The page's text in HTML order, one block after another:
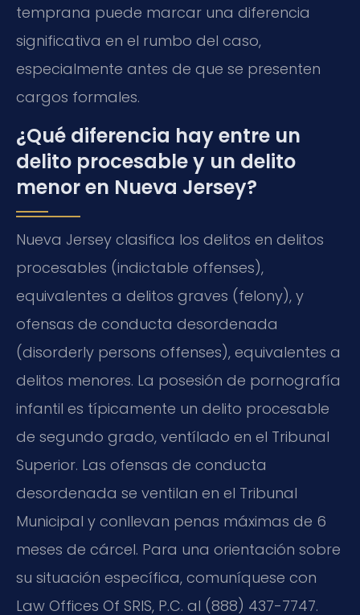
temprana puede marcar una diferencia
significativa en el rumbo del caso,
especialmente antes de que se presenten
cargos formales.
¿Qué diferencia hay entre un
delito procesable y un delito
menor en Nueva Jersey?
Nueva Jersey clasifica los delitos en delitos
procesables (indictable offenses),
equivalentes a delitos graves (felony), y
ofensas de conducta desordenada
(disorderly persons offenses), equivalentes a
delitos menores. La posesión de pornografía
infantil es típicamente un delito procesable
de segundo grado, ventílado en el Tribunal
Superior. Las ofensas de conducta
desordenada se ventilan en el Tribunal
Municipal y conllevan penas máximas de 6
meses de cárcel. Para una orientación sobre
su situación específica, comuníquese con
Law Offices Of SRIS, P.C. al (888) 437-7747.